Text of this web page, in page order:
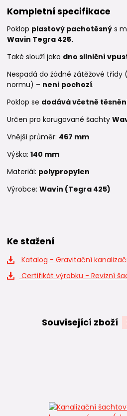
Kompletní specifikace
Poklop plastový pachotěsný s
Wavin Tegra 425.
Také slouží jako dno silniční
Nespadá do žádné zátěžové třídy
normu) – není pochozí.
Poklop se dodávávčetně
Určen pro korugované šachty
Vnější průměr: 467 mm
Výška: 140 mm
Materiál: polypropylen
Výrobce: Wavin (Tegra 425)
Ke stažení
Katalog - Gravitační
Certifikát výrobku - Revizní
Související zboží